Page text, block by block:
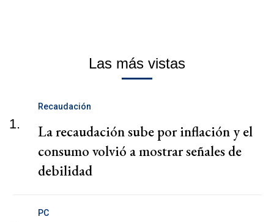
Las más vistas
1.
Recaudación
La recaudación sube por inflación y el
consumo volvió a mostrar señales de
debilidad
PC